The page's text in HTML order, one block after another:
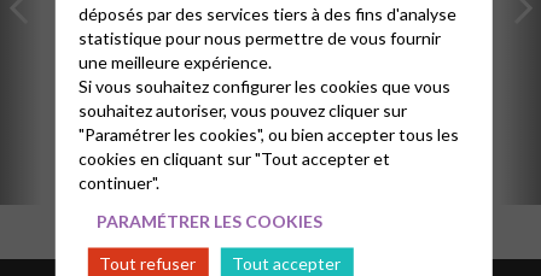
LE PETIT HUGUENOT PORTOIS
Retrouvez ici les derniers articles publiés dans
notre journal trimestriel
déposés par des services tiers à des fins d'analyse
statistique pour nous permettre de vous fournir
une meilleure expérience.
Si vous souhaitez configurer les cookies que vous
souhaitez autoriser, vous pouvez cliquer sur
"Paramétrer les cookies", ou bien accepter tous les
cookies en cliquant sur "Tout accepter et
continuer".
PARAMÉTRER LES COOKIES
Tout refuser
Tout accepter